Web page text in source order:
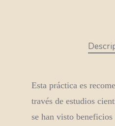
Esta práctica es
través de estudios
se han visto